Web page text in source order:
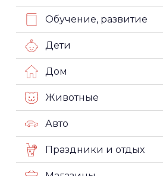
Обучение, развитие
Дети
Дом
Животные
Авто
Праздники и отдых